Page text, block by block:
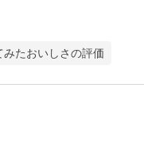
みたおいしさの評価